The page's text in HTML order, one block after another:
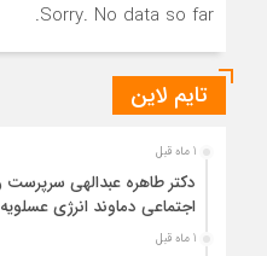
Sorry. No data so far.
تایم لاین
1 ماه قبل
دکتر طاهره عبدالهی
اجتماعی دماوند انرژی
1 ماه قبل